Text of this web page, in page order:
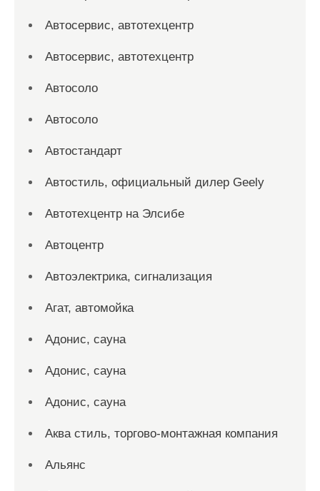
Автосервис, автотехцентр
Автосервис, автотехцентр
Автосоло
Автосоло
Автостандарт
Автостиль, официальный дилер Geely
Автотехцентр на Элсибе
Автоцентр
Автоэлектрика, сигнализация
Агат, автомойка
Адонис, сауна
Адонис, сауна
Адонис, сауна
Аква стиль, торгово-монтажная компания
Альянс